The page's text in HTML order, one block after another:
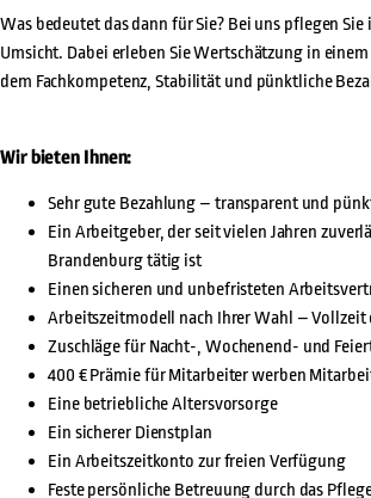
Was bedeutet das dann für Sie? Bei uns pflegen
Umsicht. Dabei erleben Sie Wertschätzung in
dem Fachkompetenz, Stabilität und pünktliche
Wir bieten Ihnen:
Sehr gute Bezahlung – transparent und
Ein Arbeitgeber, der seit vielen Jahren
Brandenburg tätig ist
Einen sicheren und unbefristeten
Arbeitszeitmodell nach Ihrer Wahl – Vollzeit
Zuschläge für Nacht-, Wochenend- und
400 € Prämie für Mitarbeiter werben
Eine betriebliche Altersvorsorge
Ein sicherer Dienstplan
Ein Arbeitszeitkonto zur freien Verfügung
Feste persönliche Betreuung durch das